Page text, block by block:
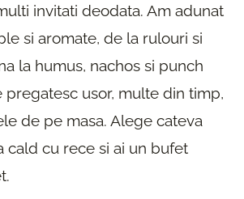
invitati deodata. Am adunat
si aromate, de la rulouri si
la humus, nachos si punch
pregatesc usor, multe din timp,
de pe masa. Alege cateva
cald cu rece si ai un bufet